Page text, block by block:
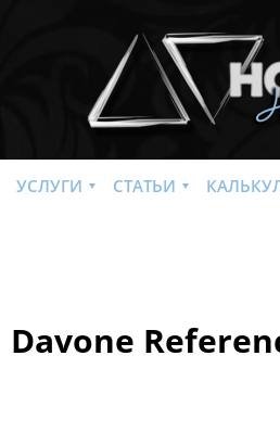
УСЛУГИ СТАТЬИ
Davone